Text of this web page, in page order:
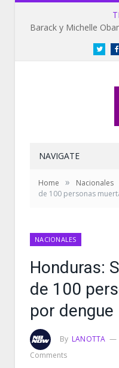
Twitter
NAVIGATE
Home » Nacionales
de 100 personas
NACIONALES
Honduras:
de 100
por dengue
By LANOTTA
Comments